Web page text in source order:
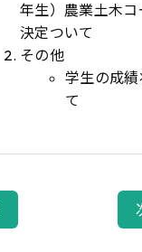
年生）農業土木コ
決定ついて
その他
学生の成
て